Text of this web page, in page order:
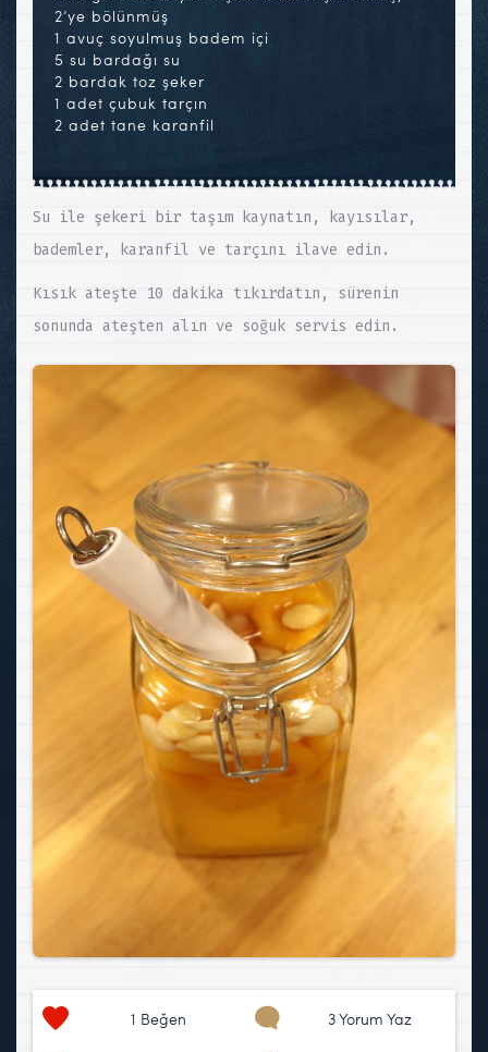
2’ye bölünmüş
1 avuç soyulmuş badem içi
5 su bardağı su
2 bardak toz şeker
1 adet çubuk tarçın
2 adet tane karanfil
Su ile şekeri bir taşım kaynatın, kayısılar,
bademler, karanfil ve tarçını ilave edin.
Kısık ateşte 10 dakika tıkırdatın, sürenin
sonunda ateşten alın ve soğuk servis edin.
1 Beğen 3 Yorum Yaz